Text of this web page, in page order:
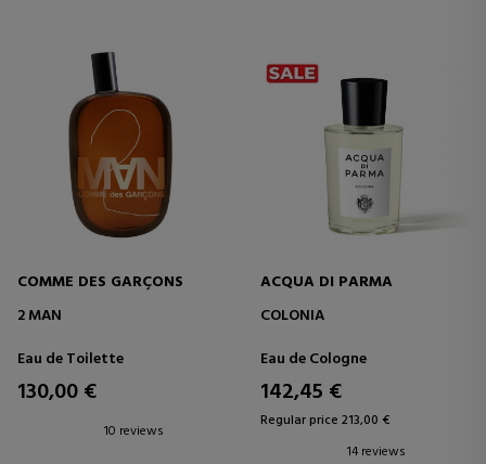
COMME DES GARÇONS
2 MAN
Eau de Toilette
130,00 €
10 reviews
ACQUA DI PARMA
COLONIA
Eau de Cologne
142,45 €
Regular price 213,00 €
14 reviews